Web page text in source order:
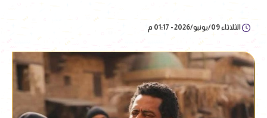
الثلاثاء 09/يونيو/2026 - 01:17 م